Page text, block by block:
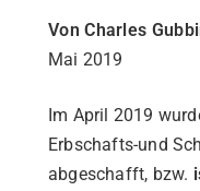
Von Charles
Mai 2019
Im April 2019
Erbschafts-und
abgeschafft, bzw.